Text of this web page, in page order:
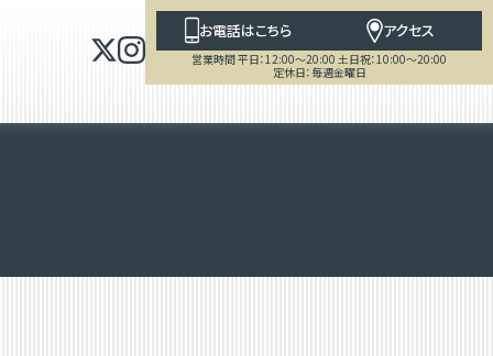
お電話はこちら アクセス
営業時間 平日：12:00～20:00 土日祝：10:00～20:00
定休日：毎週金曜日